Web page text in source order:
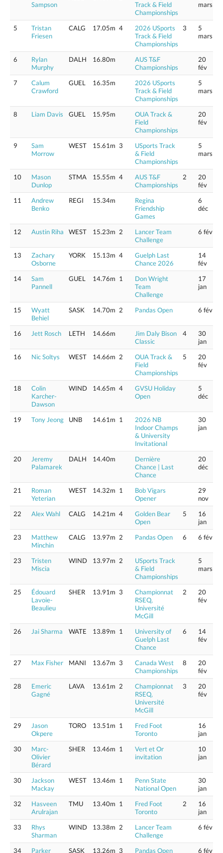
Sampson
Track & Field
Championships
mars
5
Tristan
Friesen
CALG 17.05m 4
2026 USports
Track & Field
Championships
3
5
mars
6
Rylan
Murphy
DALH 16.80m
AUS T&F
Championships
20
fév
7
Calum
Crawford
GUEL 16.35m
2026 USports
Track & Field
Championships
5
mars
8 Liam Davis GUEL 15.95m
OUA Track &
Field
Championships
20
fév
9
Sam
Morrow
WEST 15.61m 3
USports Track
& Field
Championships
5
mars
10
Mason
Dunlop
STMA 15.55m 4
AUS T&F
Championships
2
20
fév
11
Andrew
Benko
REGI 15.34m
Regina
Friendship
Games
6
déc
12 Austin Riha WEST 15.23m 2
Lancer Team
Challenge
6 fév
13
Zachary
Osborne
YORK 15.13m 4
Guelph Last
Chance 2026
14
fév
14
Sam
Pannell
GUEL 14.76m 1
Don Wright
Team
Challenge
17
jan
15
Wyatt
Behiel
SASK 14.70m 2 Pandas Open 6 fév
16 Jett Rosch LETH 14.66m
Jim Daly Bison
Classic
4
30
jan
16
Nic Soltys WEST 14.66m 2
OUA Track &
Field
Championships
5
20
fév
18
Colin
Karcher-
Dawson
WIND 14.65m 4
GVSU Holiday
Open
5
déc
19 Tony Jeong UNB 14.61m 1
2026 NB
Indoor Champs
& University
Invitational
30
jan
20
Jeremy
Palamarek
DALH 14.40m
Dernière
Chance | Last
Chance
20
déc
21
Roman
Yeterian
WEST 14.32m 1
Bob Vigars
Opener
29
nov
22
Alex Wahl CALG 14.21m 4
Golden Bear
Open
5
16
jan
23
Matthew
Minchin
CALG 13.97m 2 Pandas Open 6 6 fév
23
Tristen
Miscia
WIND 13.97m 2
USports Track
& Field
Championships
5
mars
25
Édouard
Lavoie-
Beaulieu
SHER 13.91m 3
Championnat
RSEQ,
Université
McGill
2
20
fév
26 Jai Sharma WATE 13.89m 1
University of
Guelph Last
Chance
6
14
fév
27 Max Fisher MANI 13.67m 3
Canada West
Championships
8
20
fév
28
Emeric
Gagné
LAVA 13.61m 2
Championnat
RSEQ,
Université
McGill
3
20
fév
29
Jason
Okpere
TORO 13.51m 1
Fred Foot
Toronto
16
jan
30
Marc-
Olivier
Bérard
SHER 13.46m 1
Vert et Or
invitation
10
jan
30
Jackson
Mackay
WEST 13.46m 1
Penn State
National Open
30
jan
32
Hasveen
Arulrajan
TMU 13.40m 1
Fred Foot
Toronto
2
16
jan
33
Rhys
Sharman
WIND 13.38m 2
Lancer Team
Challenge
6 fév
34 Parker SASK 13.26m 3 Pandas Open 6 fév